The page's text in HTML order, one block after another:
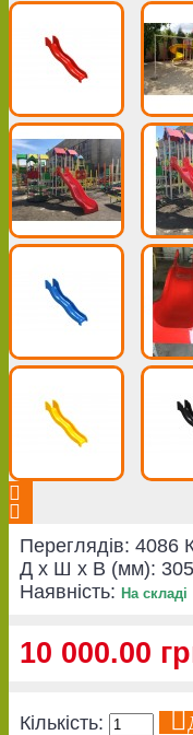
Переглядів: 4086
Д x Ш x В (мм):
Наявність: На складі
10 000.00
Кількість: